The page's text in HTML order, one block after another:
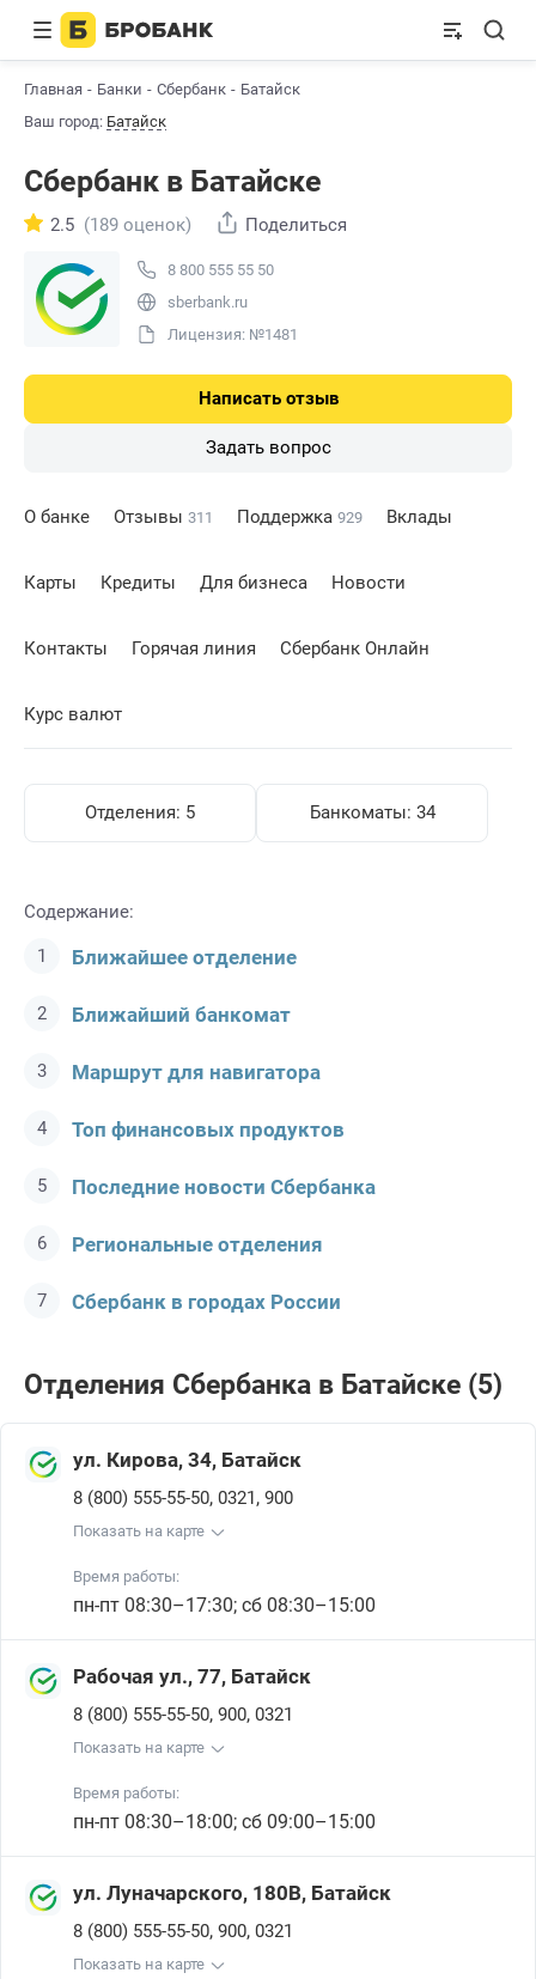
Главная Банки Сбербанк
Батайск
Ваш город: Батайск
Сбербанк в Батайске
8 800 555 55 50
sberbank.ru
Лицензия: №1481
2.5 (189 оценок) Поделиться
Написать отзыв
Задать вопрос
О банке Отзывы 311 Поддержка 929 Вклады
Карты Кредиты Для бизнеса Новости
Контакты Горячая линия Сбербанк Онлайн
Курс валют
Отделения: 5 Банкоматы: 34
Содержание:
Ближайшее отделение
Ближайший банкомат
Маршрут для навигатора
Топ финансовых продуктов
Последние новости Сбербанкa
Региональные отделения
Сбербанк в городах России
Отделения Сбербанкa в Батайске (5)
ул. Кирова, 34, Батайск
8 (800) 555-55-50, 0321, 900
Показать на карте
Время работы:
пн-пт 08:30–17:30; сб 08:30–15:00
Рабочая ул., 77, Батайск
8 (800) 555-55-50, 900, 0321
Показать на карте
Время работы:
пн-пт 08:30–18:00; сб 09:00–15:00
ул. Луначарского, 180В, Батайск
8 (800) 555-55-50, 900, 0321
Показать на карте